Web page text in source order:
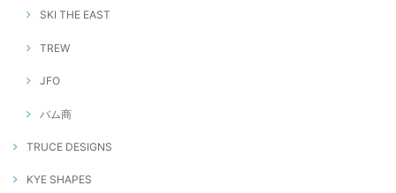
SKI THE EAST
TREW
JFO
バム商
TRUCE DESIGNS
KYE SHAPES